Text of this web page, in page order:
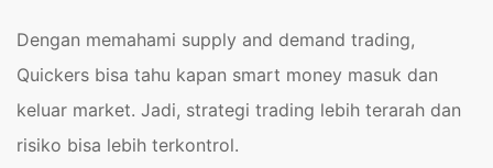
Dengan memahami supply and demand trading,
Quickers bisa tahu kapan smart money masuk dan
keluar market. Jadi, strategi trading lebih terarah dan
risiko bisa lebih terkontrol.